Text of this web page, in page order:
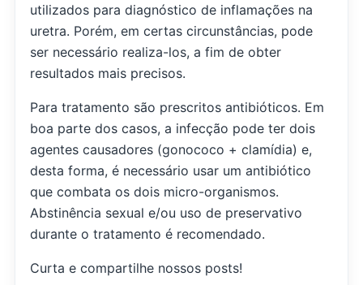
utilizados para diagnóstico de inflamações na
uretra. Porém, em certas circunstâncias, pode
ser necessário realiza-los, a fim de obter
resultados mais precisos.
Para tratamento são prescritos antibióticos. Em
boa parte dos casos, a infecção pode ter dois
agentes causadores (gonococo + clamídia) e,
desta forma, é necessário usar um antibiótico
que combata os dois micro-organismos.
Abstinência sexual e/ou uso de preservativo
durante o tratamento é recomendado.
Curta e compartilhe nossos posts!